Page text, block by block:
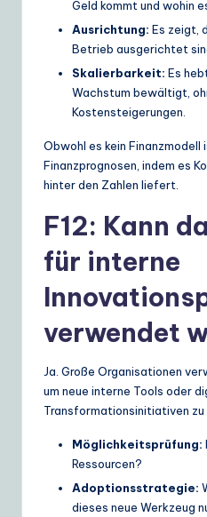
Geld kommt und wohin
Ausrichtung: Es zeigt,
Betrieb ausgerichtet
Skalierbarkeit: Es
Wachstum bewältigt,
Kostensteigerungen.
Obwohl es kein Finanzmodell
Finanzprognosen, indem es
hinter den Zahlen liefert.
F12: Kann
für interne
verwendet
Ja. Große Organisationen
um neue interne Tools oder
Transformationsinitiativen
Möglichkeitsprüfung:
Ressourcen?
Adoptionsstrategie:
dieses neue Werkzeug